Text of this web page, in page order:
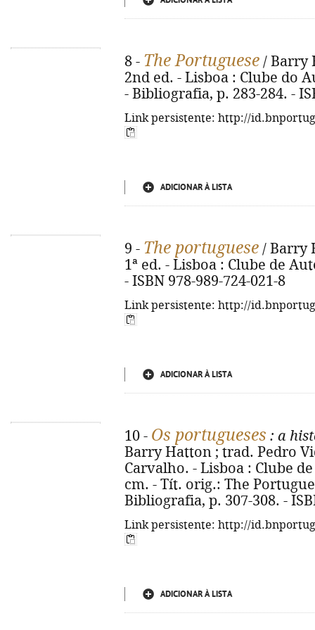
8 - The Portuguese / Barry
2nd ed. - Lisboa : Clube do
- Bibliografia, p. 283-284. -
Link persistente: http://
ADICIONAR À LISTA
9 - The portuguese / Barry
1ª ed. - Lisboa : Clube de
- ISBN 978-989-724-021-8
Link persistente: http://
ADICIONAR À LISTA
10 - Os portugueses : a
Barry Hatton ; trad. Pedro
Carvalho. - Lisboa : Clube
cm. - Tít. orig.: The
Bibliografia, p. 307-308. -
Link persistente: http://
ADICIONAR À LISTA